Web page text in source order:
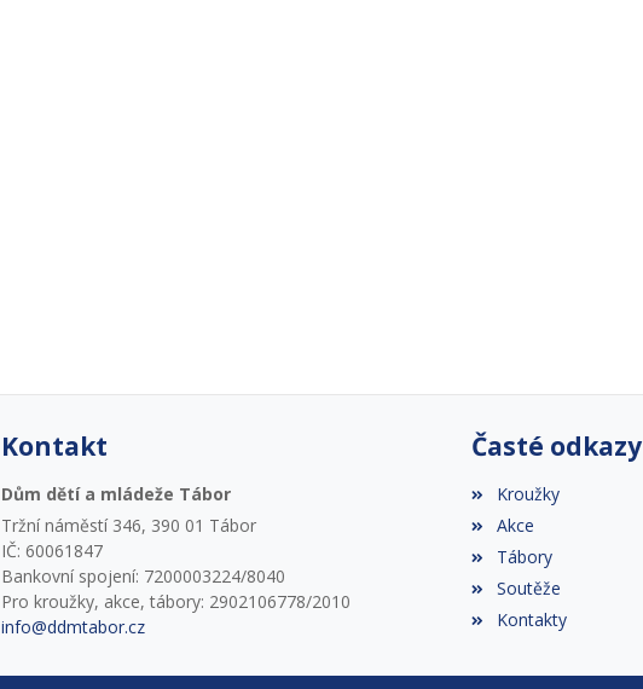
Kontakt
Dům dětí a mládeže Tábor
Tržní náměstí 346, 390 01 Tábor
IČ: 60061847
Bankovní spojení: 7200003224/8040
Pro kroužky, akce, tábory: 2902106778/2010
info@ddmtabor.cz
Časté odkazy
Kroužky
Akce
Tábory
Soutěže
Kontakty